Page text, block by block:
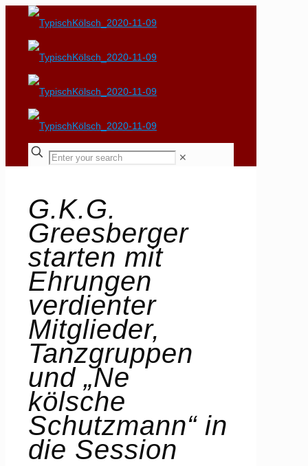
✕
G.K.G.
Greesberger
starten mit
Ehrungen
verdienter
Mitglieder,
Tanzgruppen
und „Ne
kölsche
Schutzmann“ in
die Session